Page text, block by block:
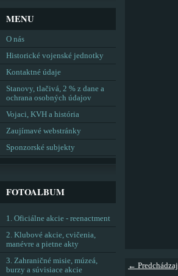
←
MENU
O nás
Historické vojenské jednotky
Kontaktné údaje
Stanovy, tlačivá, 2 % z dane a
ochrana osobných údajov
Vojaci, KVH a história
Zaujímavé webstránky
Sponzorské subjekty
FOTOALBUM
1. Oficiálne akcie - reenactment
2. Klubové akcie, cvičenia,
manévre a pietne akty
3. Zahraničné misie, múzeá,
burzy a súvisiace akcie